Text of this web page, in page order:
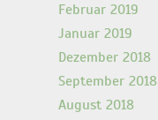
Februar 2019
Januar 2019
Dezember 2018
September 2018
August 2018